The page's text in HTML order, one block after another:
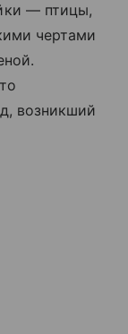
— птицы,
чертами
возникший